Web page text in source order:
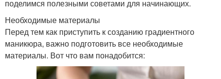
поделимся полезными советами для начинающих.
Необходимые материалы
Перед тем как приступить к созданию градиентного
маникюра, важно подготовить все необходимые
материалы. Вот что вам понадобится: